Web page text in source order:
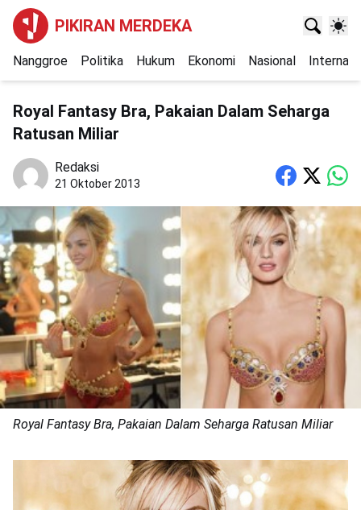
PIKIRAN MERDEKA
Nanggroe Politika Hukum Ekonomi Nasional
Royal Fantasy Bra, Pakaian Dalam Seharga
Ratusan Miliar
Redaksi
21 Oktober 2013
Royal Fantasy Bra, Pakaian Dalam Seharga Ratusan Miliar